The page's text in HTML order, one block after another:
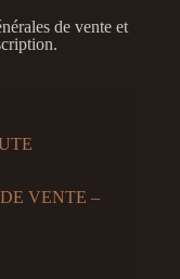
de vente et
VENTE –